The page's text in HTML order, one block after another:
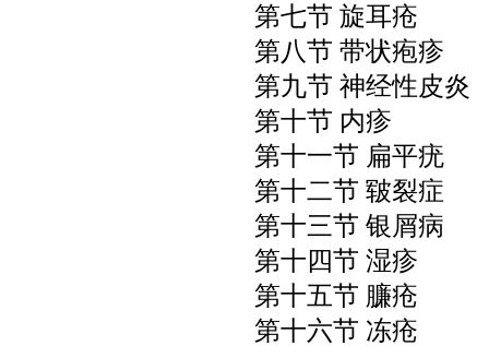
第七节 旋耳疮
第八节 带状疱疹
第九节 神经性皮炎
第十节 内疹
第十一节 扁平疣
第十二节 皲裂症
第十三节 银屑病
第十四节 湿疹
第十五节 臁疮
第十六节 冻疮